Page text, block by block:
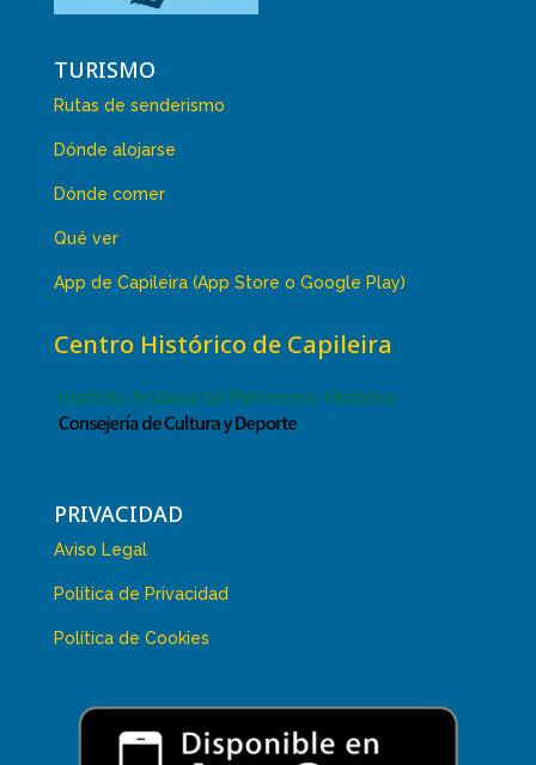
TURISMO
Rutas de senderismo
Dónde alojarse
Dónde comer
Qué ver
App de Capileira (App Store o Google Play)
Centro Histórico de Capileira
PRIVACIDAD
Aviso Legal
Política de Privacidad
Política de Cookies